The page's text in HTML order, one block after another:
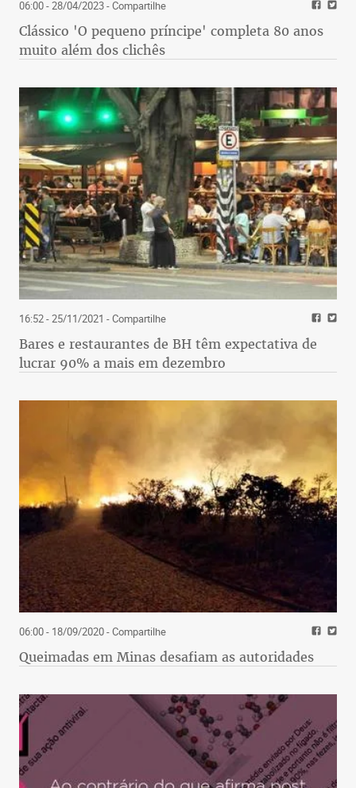
06:00 - 28/04/2023- Compartilhe
Clássico 'O pequeno príncipe' completa 80 anos
muito além dos clichês
16:52 - 25/11/2021 - Compartilhe
Bares e restaurantes de BH têm expectativa de
lucrar 90% a mais em dezembro
06:00 - 18/09/2020- Compartilhe
Queimadas em Minas desafiam as autoridades